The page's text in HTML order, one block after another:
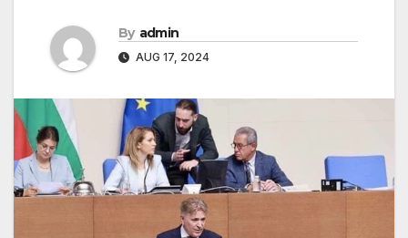
By admin
AUG 17, 2024